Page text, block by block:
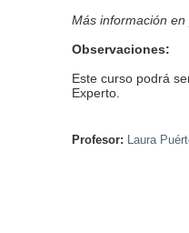
Más información
Observaciones:
Este curso podrá
Experto.
Profesor: Laura